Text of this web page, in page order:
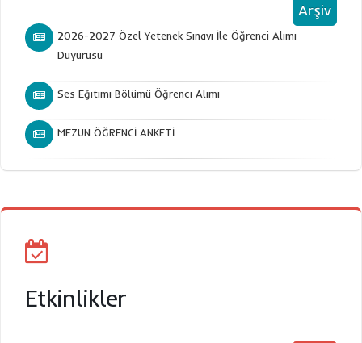
Arşiv
2026-2027 Özel Yetenek Sınavı İle Öğrenci Alımı
Duyurusu
Ses Eğitimi Bölümü Öğrenci Alımı
MEZUN ÖĞRENCİ ANKETİ
Etkinlikler